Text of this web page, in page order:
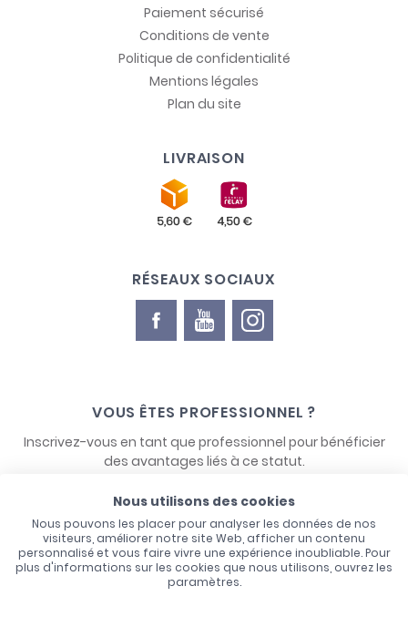
Paiement sécurisé
Conditions de vente
Politique de confidentialité
Mentions légales
Plan du site
LIVRAISON
RÉSEAUX SOCIAUX
VOUS ÊTES PROFESSIONNEL ?
Inscrivez-vous en tant que professionnel pour bénéficier
des avantages liés à ce statut.
Nous utilisons des cookies
Nous pouvons les placer pour analyser les données de nos
visiteurs, améliorer notre site Web, afficher un contenu
personnalisé et vous faire vivre une expérience inoubliable. Pour
plus d'informations sur les cookies que nous utilisons, ouvrez les
paramètres.